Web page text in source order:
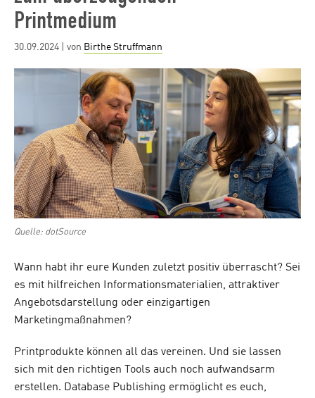
Printmedium
Posted
30.09.2024 | von Birthe Struffmann
Quelle: dotSource
Wann habt ihr eure Kunden zuletzt positiv überrascht? Sei
es mit hilfreichen Informationsmaterialien, attraktiver
Angebotsdarstellung oder einzigartigen
Marketingmaßnahmen?
Printprodukte können all das vereinen. Und sie lassen
sich mit den richtigen Tools auch noch aufwandsarm
erstellen. Database Publishing ermöglicht es euch,